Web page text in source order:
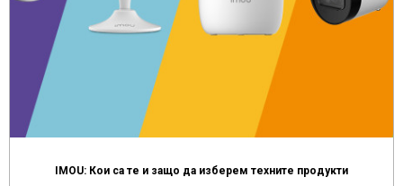
IMOU: Кои са те и защо да изберем техните продукти